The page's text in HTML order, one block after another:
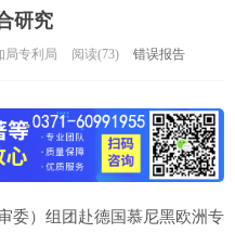
研究
局专利局 阅读(73) 错误报告
委）组团赴德国慕尼黑欧洲专